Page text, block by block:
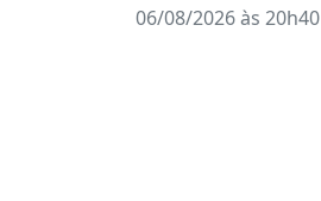
06/08/2026 às 20h40